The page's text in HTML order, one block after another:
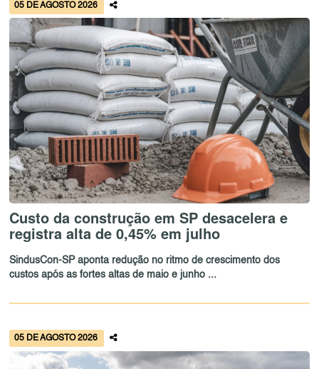
05 DE AGOSTO 2026
Custo da construção em SP desacelera e
registra alta de 0,45% em julho
SindusCon-SP aponta redução no ritmo de crescimento dos
custos após as fortes altas de maio e junho ...
05 DE AGOSTO 2026